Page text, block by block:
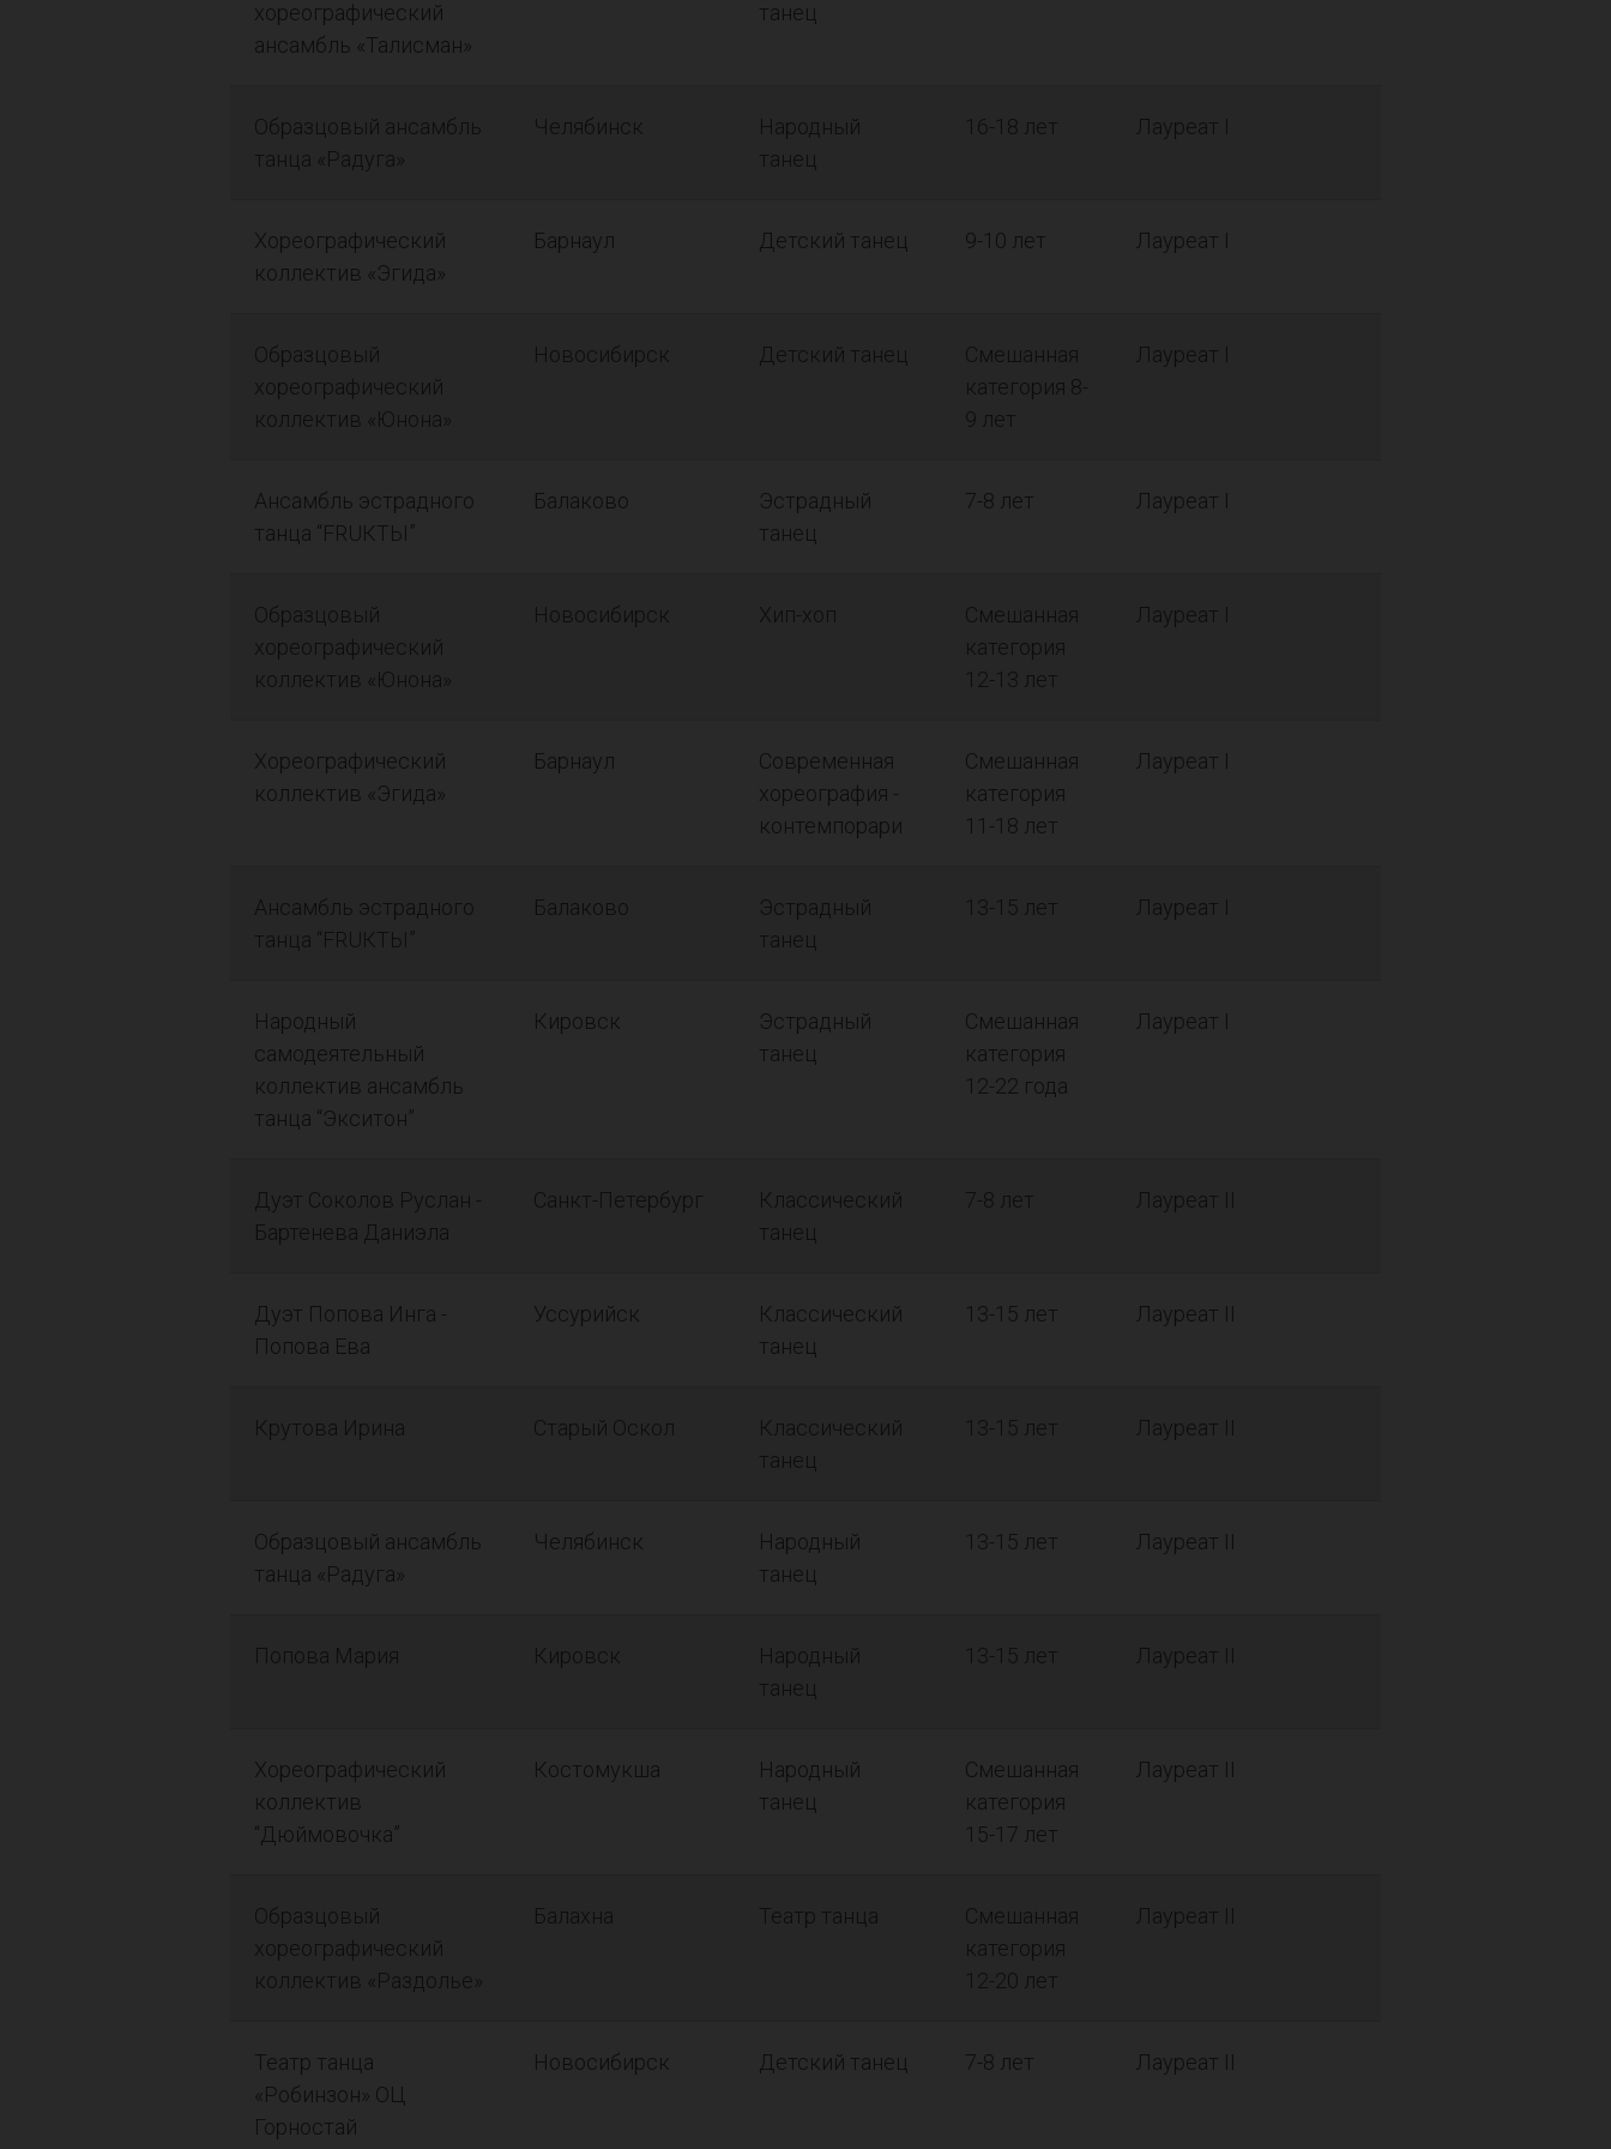
хореографический
ансамбль «Талисман»
танец
Образцовый ансамбль
танца «Радуга»
Челябинск
Народный
танец
16-18 лет Лауреат I
Хореографический
коллектив «Эгида»
Барнаул Детский танец 9-10 лет Лауреат I
Образцовый
хореографический
коллектив «Юнона»
Новосибирск Детский танец
Смешанная
категория 8-
9 лет
Лауреат I
Ансамбль эстрадного
танца “FRUКТЫ”
Балаково
Эстрадный
танец
7-8 лет Лауреат I
Образцовый
хореографический
коллектив «Юнона»
Новосибирск Хип-хоп
Смешанная
категория
12-13 лет
Лауреат I
Хореографический
коллектив «Эгида»
Барнаул
Современная
хореография -
контемпорари
Смешанная
категория
11-18 лет
Лауреат I
Ансамбль эстрадного
танца “FRUКТЫ”
Балаково
Эстрадный
танец
13-15 лет Лауреат I
Народный
самодеятельный
коллектив ансамбль
танца “Экситон”
Кировск
Эстрадный
танец
Смешанная
категория
12-22 года
Лауреат I
Дуэт Соколов Руслан -
Бартенева Даниэла
Санкт-Петербург
Классический
танец
7-8 лет Лауреат II
Дуэт Попова Инга -
Попова Ева
Уссурийск
Классический
танец
13-15 лет Лауреат II
Крутова Ирина Старый Оскол
Классический
танец
13-15 лет Лауреат II
Образцовый ансамбль
танца «Радуга»
Челябинск
Народный
танец
13-15 лет Лауреат II
Попова Мария Кировск
Народный
танец
13-15 лет Лауреат II
Хореографический
коллектив
“Дюймовочка”
Костомукша
Народный
танец
Смешанная
категория
15-17 лет
Лауреат II
Образцовый
хореографический
коллектив «Раздолье»
Балахна Театр танца
Смешанная
категория
12-20 лет
Лауреат II
Театр танца
«Робинзон» ОЦ
Горностай
Новосибирск Детский танец 7-8 лет Лауреат II